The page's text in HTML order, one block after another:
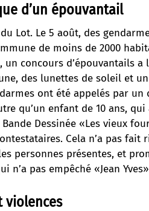
d’un épouvantail
Lot. Le 5 août, des
de moins de 2000
un concours d’épouvantails a
des lunettes de soleil et
ont été appelés par
qu’un enfant de 10 ans,
Dessinée «Les vieux
Cela n’a pas
personnes présentes, et
n’a pas empêché «Jean
violences